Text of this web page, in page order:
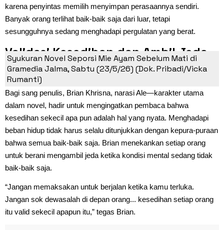
karena penyintas memilih menyimpan perasaannya sendiri.
Banyak orang terlihat baik-baik saja dari luar, tetapi
sesungguhnya sedang menghadapi pergulatan yang berat.
Validasi Kesedihan dan Ambil Jeda
dalam Setiap Prosesnya
Syukuran Novel Seporsi Mie Ayam Sebelum Mati di
Gramedia Jalma, Sabtu (23/5/26) (Dok. Pribadi/Vicka
Rumanti)
Bagi sang penulis, Brian Khrisna, narasi Ale—karakter utama
dalam novel, hadir untuk mengingatkan pembaca bahwa
kesedihan sekecil apa pun adalah hal yang nyata. Menghadapi
beban hidup tidak harus selalu ditunjukkan dengan kepura-puraan
bahwa semua baik-baik saja. Brian menekankan setiap orang
untuk berani mengambil jeda ketika kondisi mental sedang tidak
baik-baik saja.
“Jangan memaksakan untuk berjalan ketika kamu terluka.
Jangan sok dewasalah di depan orang... kesedihan setiap orang
itu valid sekecil apapun itu,” tegas Brian.